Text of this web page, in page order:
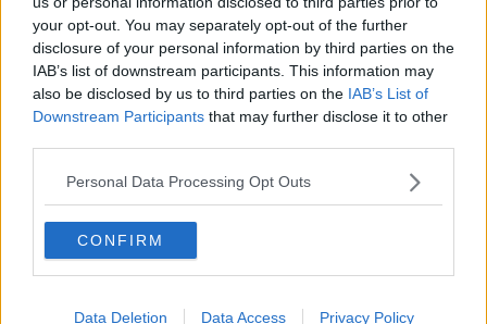
your opt-out. You may separately opt-out of the further
disclosure of your personal information by third parties on the
IAB’s list of downstream participants. This information may
also be disclosed by us to third parties on the IAB’s List of
Downstream Participants that may further disclose it to other
Personal Data Processing Opt Outs
CONFIRM
Data Deletion Data Access Privacy Policy
son los pimientos gallegos por excelencia. Todos ellos
son ‘capsicum annuum‘, pero las variedades y sus
sabores son completamente distintos.
Los pimientos de Arnoia son de un color verde claro y
bastante grandes, de manera que su vocación culinaria
es diferente a los de Padrón. Su sabor es exquisito y
suave, sin sorpresas de ejemplares picantes.
Por su tamaño, aunque pueden acompañar, asados
pelados, o fritos, a cualquier plato, admiten rellenarlos
enfrían, rellenos de pulpo (estilo feria) y rebozados.